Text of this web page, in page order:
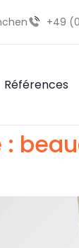
+49
Références